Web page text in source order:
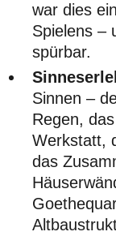
war dies
Spielens –
spürbar.
Sinnen –
Regen,
Werkstatt,
das